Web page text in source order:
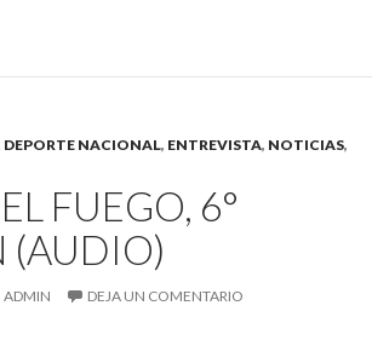
DEPORTE NACIONAL, ENTREVISTA, NOTICIAS,
FUEGO, 6°
(AUDIO)
ADMIN DEJA UN COMENTARIO